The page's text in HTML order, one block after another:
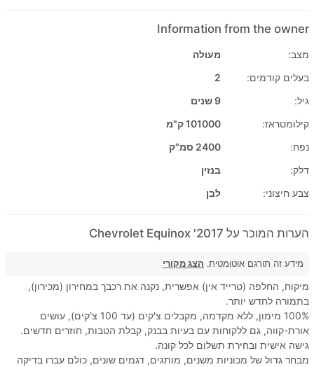
Information from the owner
מצב:
מעולה
בעלים קודמים:
2
גיל:
9 שנים
קילומטראז:
101000 ק"מ
נפח:
2400 סמ"ק
דלק:
בנזין
צבע חיצוני:
לבן
הערות המוכר על 2017' Chevrolet Equinox
מידע זה תורגם אוטומטית. הצג מקורי
מיקוח, החלפה (טרייד אין) אפשרית, נקנה את רכבך במחירון (מכירון),
בתמורה לחדש יותר.
100% מימון, ללא מקדמה, מקבלים צ'קים (עד 100 צ'קים), עושים
אורת-קווה, גם ללקוחות עם בעיות בבנק, קבלת הטבות, חוזרים חדשים.
גישה אישית ובחירת תשלום לכל קונה.
מבחר גדול של מכוניות משנים, מותגים, דגמים שונים, כולם עברו בדיקה